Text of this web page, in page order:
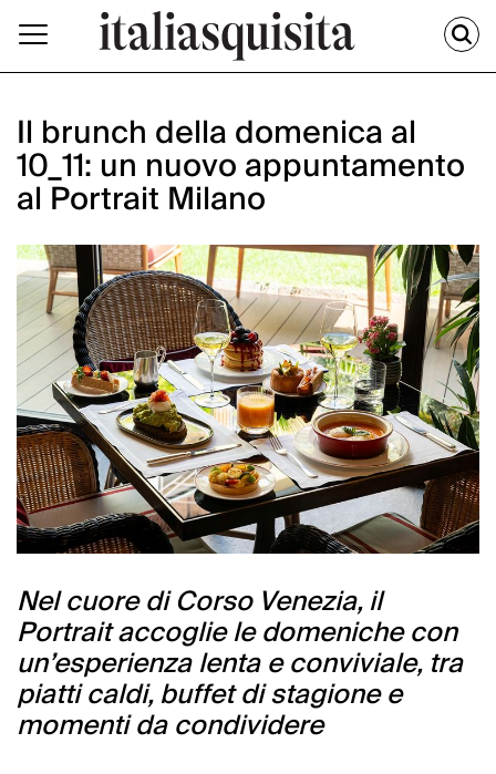
Il brunch della domenica al
10_11: un nuovo appuntamento
al Portrait Milano
Nel cuore di Corso Venezia, il
Portrait accoglie le domeniche con
un’esperienza lenta e conviviale, tra
piatti caldi, buffet di stagione e
momenti da condividere